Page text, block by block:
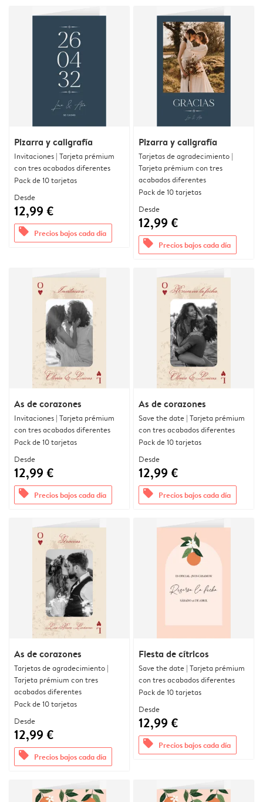
Pizarra y caligrafía
Invitaciones | Tarjeta prémium
con tres acabados diferentes
Pack de 10 tarjetas
Desde
12,99 €
offers Precios bajos cada día
Pizarra y caligrafía
Tarjetas de agradecimiento |
Tarjeta prémium con tres
acabados diferentes
Pack de 10 tarjetas
Desde
12,99 €
offers Precios bajos cada día
As de corazones
Invitaciones | Tarjeta prémium
con tres acabados diferentes
Pack de 10 tarjetas
Desde
12,99 €
offers Precios bajos cada día
As de corazones
Save the date | Tarjeta prémium
con tres acabados diferentes
Pack de 10 tarjetas
Desde
12,99 €
offers Precios bajos cada día
As de corazones
Tarjetas de agradecimiento |
Tarjeta prémium con tres
acabados diferentes
Pack de 10 tarjetas
Desde
12,99 €
offers Precios bajos cada día
Fiesta de cítricos
Save the date | Tarjeta prémium
con tres acabados diferentes
Pack de 10 tarjetas
Desde
12,99 €
offers Precios bajos cada día